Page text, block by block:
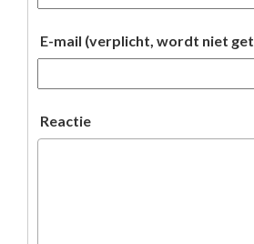
E-mail (verplicht, wordt niet
Reactie